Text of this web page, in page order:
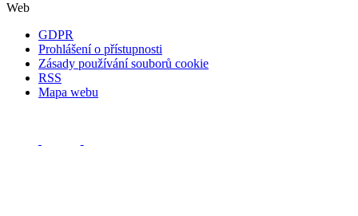
Web
GDPR
Prohlášení o přístupnosti
Zásady používání souborů cookie
RSS
Mapa webu